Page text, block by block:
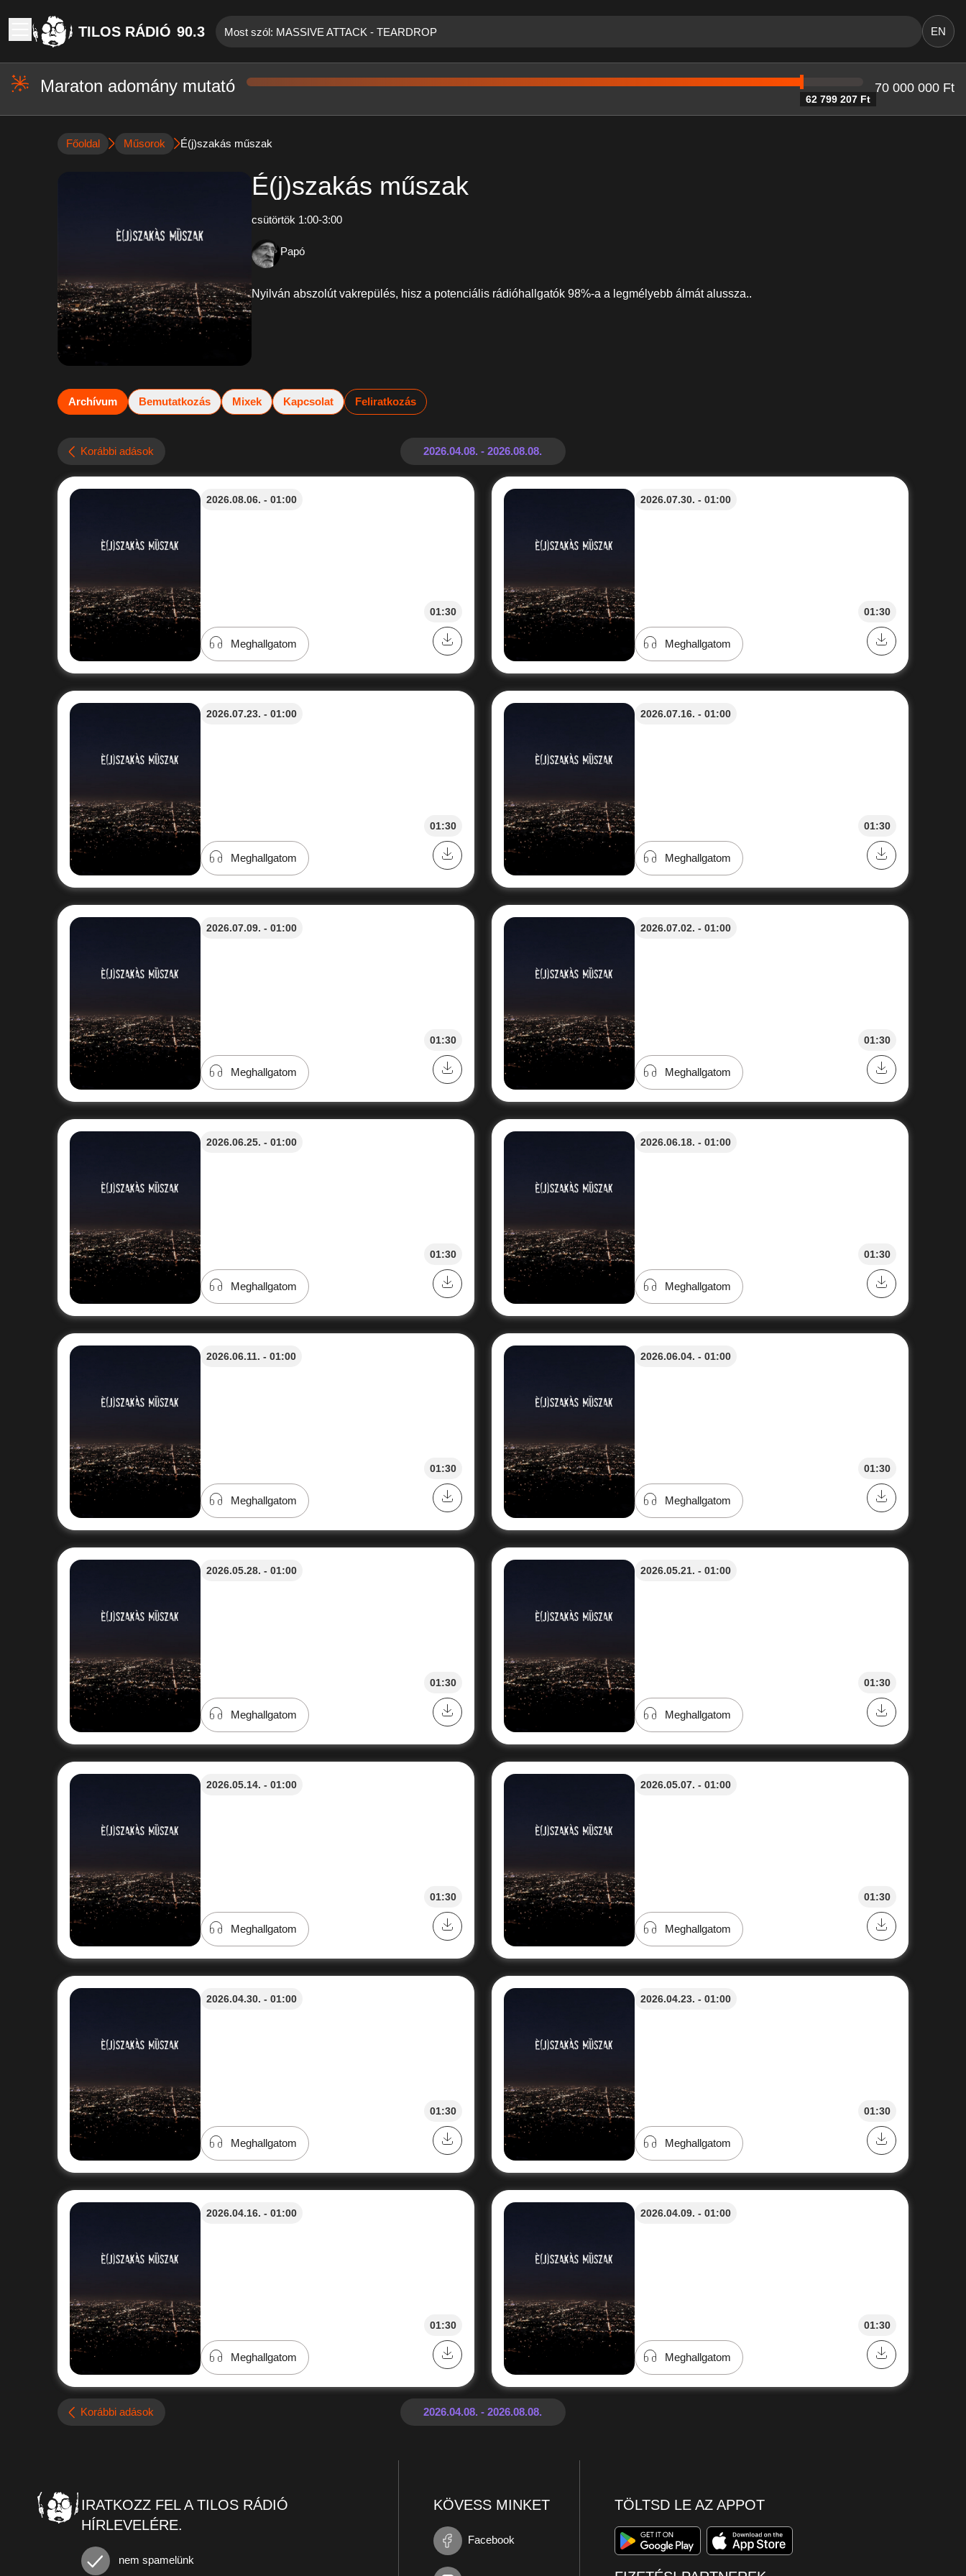
TILOS RÁDIÓ 90.3 Most szól: MASSIVE ATTACK - TEARDROP EN
Maraton adomány mutató
62 799 207 Ft
70 000 000 Ft
Főoldal Műsorok É(j)szakás műszak
É(j)szakás műszak
csütörtök 1:00-3:00
Papó
Nyilván abszolút vakrepülés, hisz a potenciális rádióhallgatók 98%-a a legmélyebb álmát alussza..
Archívum Bemutatkozás Mixek Kapcsolat Feliratkozás
Korábbi adások
2026.08.06. - 01:00
01:30
Meghallgatom
2026.07.30. - 01:00
01:30
Meghallgatom
2026.07.23. - 01:00
01:30
Meghallgatom
2026.07.16. - 01:00
01:30
Meghallgatom
2026.07.09. - 01:00
01:30
Meghallgatom
2026.07.02. - 01:00
01:30
Meghallgatom
2026.06.25. - 01:00
01:30
Meghallgatom
2026.06.18. - 01:00
01:30
Meghallgatom
2026.06.11. - 01:00
01:30
Meghallgatom
2026.06.04. - 01:00
01:30
Meghallgatom
2026.05.28. - 01:00
01:30
Meghallgatom
2026.05.21. - 01:00
01:30
Meghallgatom
2026.05.14. - 01:00
01:30
Meghallgatom
2026.05.07. - 01:00
01:30
Meghallgatom
2026.04.30. - 01:00
01:30
Meghallgatom
2026.04.23. - 01:00
01:30
Meghallgatom
2026.04.16. - 01:00
01:30
Meghallgatom
2026.04.09. - 01:00
01:30
Meghallgatom
Korábbi adások
IRATKOZZ FEL A TILOS RÁDIÓ
HÍRLEVELÉRE.
nem spamelünk
KÖVESS MINKET
Facebook
TÖLTSD LE AZ APPOT